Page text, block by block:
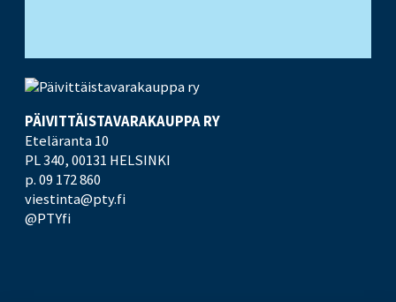
PÄIVITTÄISTAVARA­KAUPPA RY
Eteläranta 10
PL 340,00131 HELSINKI
p. 09 172 860
viestinta@pty.fi
@PTYfi